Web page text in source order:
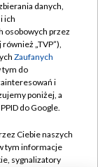
danych,
ich
osobowych przez
„TVP”),
Zaufanych
tym do
i
poniżej, a
do Google.
Ciebie naszych
tym informacje
sygnalizatory